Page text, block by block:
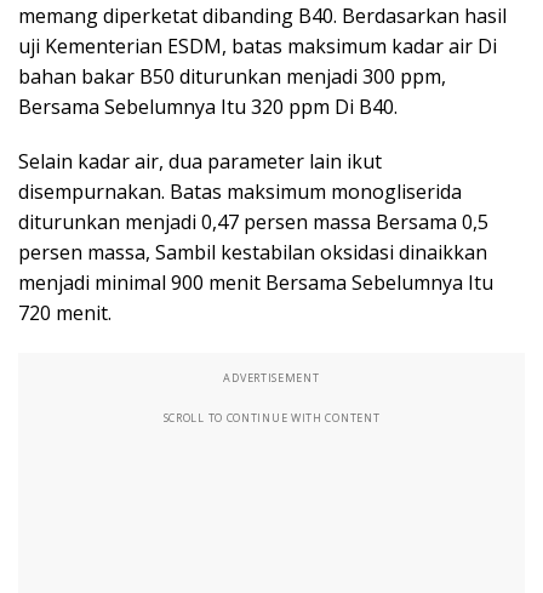
memang diperketat dibanding B40. Berdasarkan hasil
uji Kementerian ESDM, batas maksimum kadar air Di
bahan bakar B50 diturunkan menjadi 300 ppm,
Bersama Sebelumnya Itu 320 ppm Di B40.
Selain kadar air, dua parameter lain ikut
disempurnakan. Batas maksimum monogliserida
diturunkan menjadi 0,47 persen massa Bersama 0,5
persen massa, Sambil kestabilan oksidasi dinaikkan
menjadi minimal 900 menit Bersama Sebelumnya Itu
720 menit.
ADVERTISEMENT
SCROLL TO CONTINUE WITH CONTENT